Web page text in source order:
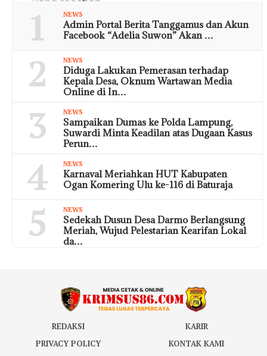
1 NEWS
Admin Portal Berita Tanggamus dan Akun
Facebook “Adelia Suwon” Akan …
2 NEWS
Diduga Lakukan Pemerasan terhadap
Kepala Desa, Oknum Wartawan Media
Online di In…
3 NEWS
Sampaikan Dumas ke Polda Lampung,
Suwardi Minta Keadilan atas Dugaan Kasus
Perun…
4 NEWS
Karnaval Meriahkan HUT Kabupaten
Ogan Komering Ulu ke-116 di Baturaja
5 NEWS
Sedekah Dusun Desa Darmo Berlangsung
Meriah, Wujud Pelestarian Kearifan Lokal
da…
REDAKSI
KARIR
PRIVACY POLICY
KONTAK KAMI